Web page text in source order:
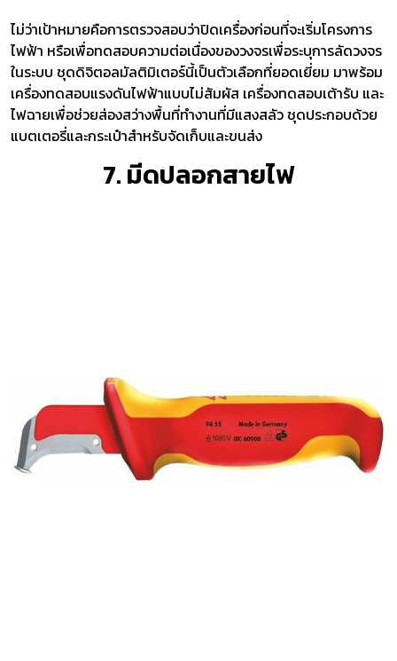
ไม่ว่าเป้าหมายคือการตรวจสอบว่าปิดเครื่องก่อนที่จะเริ่มโครงการ
ไฟฟ้า หรือเพื่อทดสอบความต่อเนื่องของวงจรเพื่อระบุการลัดวงจร
ในระบบ ชุดดิจิตอลมัลติมิเตอร์นี้เป็นตัวเลือกที่ยอดเยี่ยม มาพร้อม
เครื่องทดสอบแรงดันไฟฟ้าแบบไม่สัมผัส เครื่องทดสอบเต้ารับ และ
ไฟฉายเพื่อช่วยส่องสว่างพื้นที่ทำงานที่มีแสงสลัว ชุดประกอบด้วย
แบตเตอรี่และกระเป๋าสำหรับจัดเก็บและขนส่ง
7. มีดปลอกสายไฟ